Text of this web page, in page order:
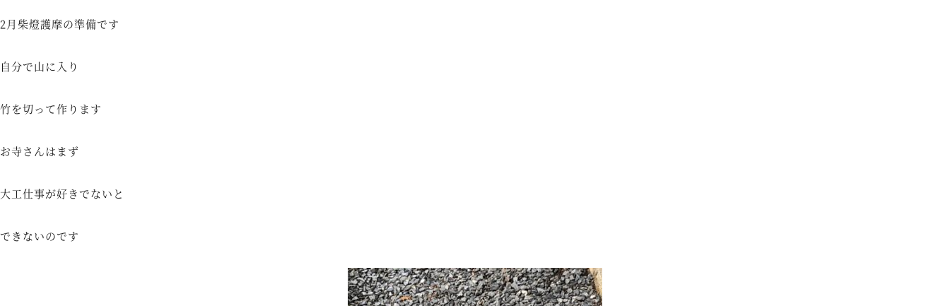
2月柴燈護摩の準備です
自分で山に入り
竹を切って作ります
お寺さんはまず
大工仕事が好きでないと
できないのです